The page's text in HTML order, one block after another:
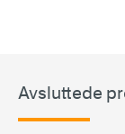
Avsluttede